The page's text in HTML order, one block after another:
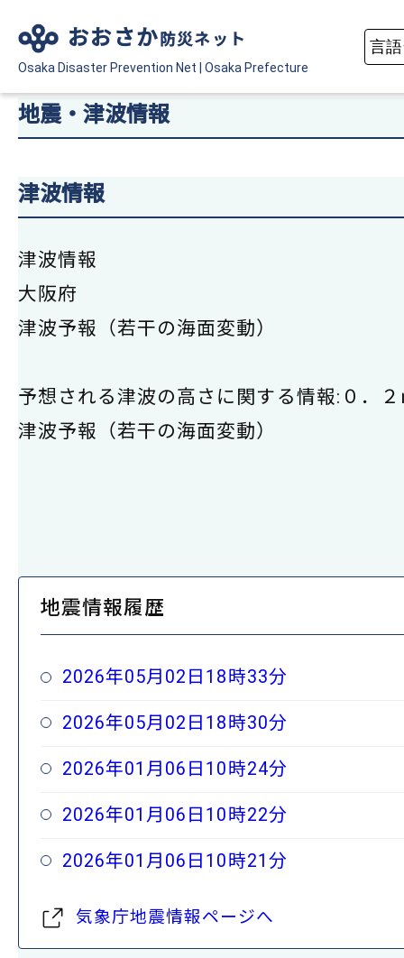
おおさか 防災ネット
Osaka Disaster Prevention Net Osaka Prefecture
地震・津波情報
津波情報
津波情報
大阪府
津波予報（若干の海面変動）
予想される津波の高さに関する情報:０．
津波予報（若干の海面変動）
地震情報履歴
2026年05月02日18時33分
2026年05月02日18時30分
2026年01月06日10時24分
2026年01月06日10時22分
2026年01月06日10時21分
気象庁地震情報ページへ